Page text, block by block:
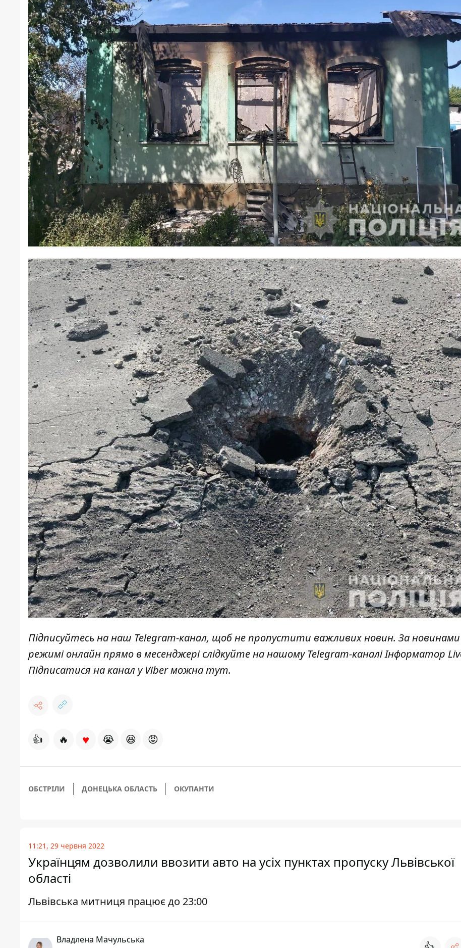
Підписуйтесь на наш Telegram-канал, щоб не пропустити важливих новин. За
режимі онлайн прямо в месенджері слідкуйте на нашому Telegram-каналіІнформатор
Підписатися на канал у Viber можнатут.
👍 🔥 ♥ 😭 😆 😡
ОБСТРІЛИ ДОНЕЦЬКА ОБЛАСТЬ ОКУПАНТИ
11:21, 29 червня 2022
Українцям дозволили ввозити авто на усіх пунктах пропуску Львівської
області
Львівська митниця працює до 23:00
Владлена Мачульська